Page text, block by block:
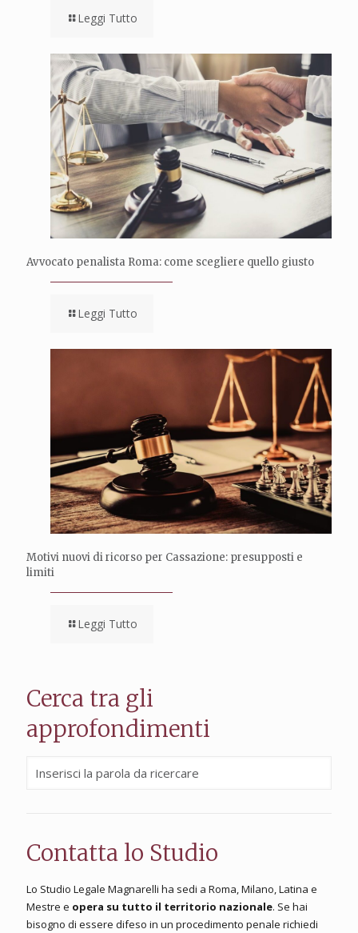
Leggi Tutto
Avvocato penalista Roma: come scegliere quello giusto
Leggi Tutto
Motivi nuovi di ricorso per Cassazione: presupposti e
limiti
Leggi Tutto
Cerca tra gli
approfondimenti
Contatta lo Studio
Lo Studio Legale Magnarelli ha sedi a Roma, Milano, Latina e
Mestre e opera su tutto il territorio nazionale. Se hai
bisogno di essere difeso in un procedimento penale richiedi